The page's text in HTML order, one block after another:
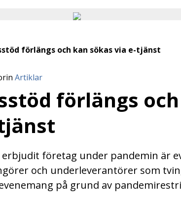
förlängs och kan sökas via e-tjänst
Artiklar
förlängs
företag under pandemin är
och underleverantörer som
på grund av